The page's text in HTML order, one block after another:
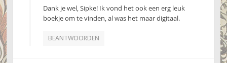
Dank je wel, Sipke! Ik vond het ook een erg leuk
boekje om te vinden, al was het maar digitaal.
BEANTWOORDEN